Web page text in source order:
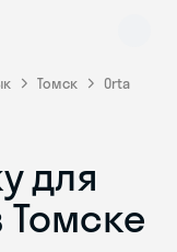
Томск Orta
для
Томске